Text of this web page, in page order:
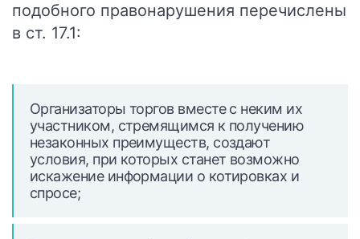
подобного правонарушения перечислены
в ст. 17.1:
Организаторы торгов вместе с неким их
участником, стремящимся к получению
незаконных преимуществ, создают
условия, при которых станет возможно
искажение информации о котировках и
спросе;